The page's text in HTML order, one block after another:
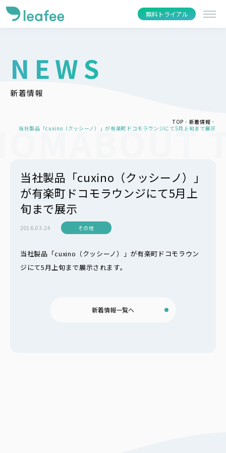
無料トライアル
NEWS
新着情報
TOP
新着情報
当社製品「cuxino（クッシーノ）」が有楽町ドコモラウンジにて5月上旬まで展示
当社製品「cuxino（クッシーノ）」
が有楽町ドコモラウンジにて5月上
旬まで展示
2016.03.24 その他
当社製品「cuxino（クッシーノ）」が有楽町ドコモラウン
ジにて5月上旬まで展示されます。
新着情報一覧へ